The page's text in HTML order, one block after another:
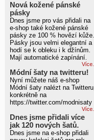
Nová kožené pánské
pásky
Dnes jsme pro vás přidali na
e-shop také kožené pánské
pásky ze 100 % hovězí kůže.
Pásky jsou velmi elegantní a
hodí se k obleku i k džínům.
Mají automatické zapínání.
Více..
Módní šaty na twitteru!
Nyní můžete náš e-shop
Módní šaty nalézt na Twitteru,
konkrétně na
https://twitter.com/modnisaty
Více..
Dnes jsme přidali více
jak 120 nových šatů.
Dnes jsme na e-shop přidali